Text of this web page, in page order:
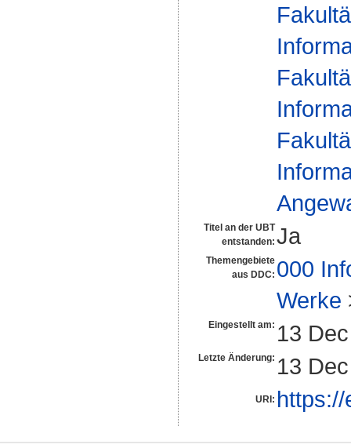
Titel an der UBT
entstanden: Ja
Themengebiete
aus DDC: 000
Werke
Eingestellt am: 13
Letzte Änderung: 13
URI: